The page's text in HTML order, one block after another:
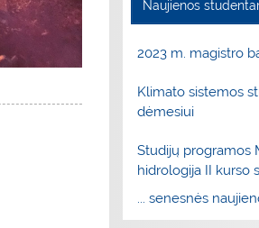
Naujienos
2023 m. magistro
Klimato sistemos
dėmesiui
Studijų programos
hidrologija II kurso
... senesnės